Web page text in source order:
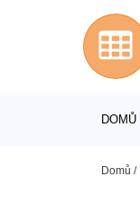
DOMŮ
Domů /